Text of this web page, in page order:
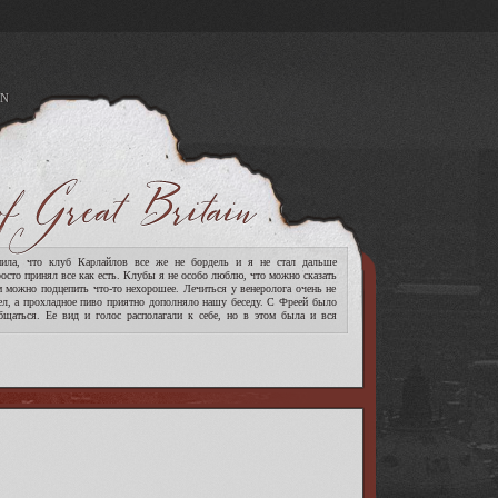
что клуб Карлайлов все же не бордель и я не стал дальше
принял все как есть. Клубы я не особо люблю, что можно сказать
подцепить что-то нехорошее. Лечиться у венеролога очень не
а прохладное пиво приятно дополняло нашу беседу. С Фреей было
Ее вид и голос располагали к себе, но в этом была и вся